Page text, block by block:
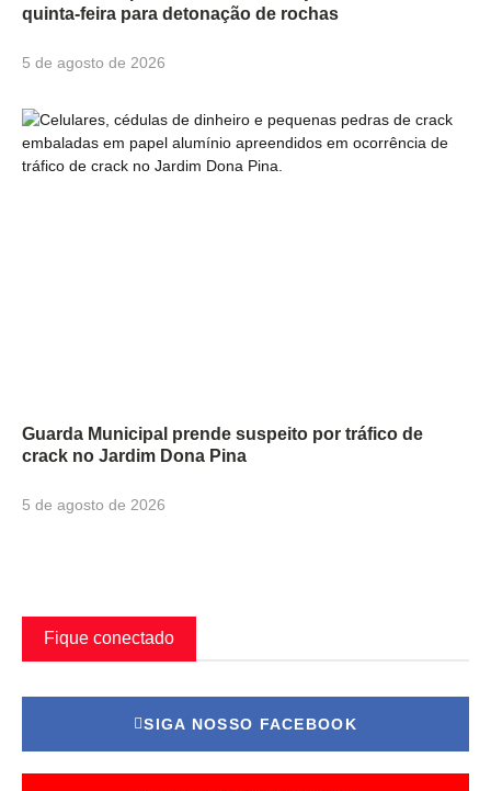
quinta-feira para detonação de rochas
5 de agosto de 2026
Guarda Municipal prende suspeito por tráfico de
crack no Jardim Dona Pina
5 de agosto de 2026
Fique conectado
SIGA NOSSO FACEBOOK